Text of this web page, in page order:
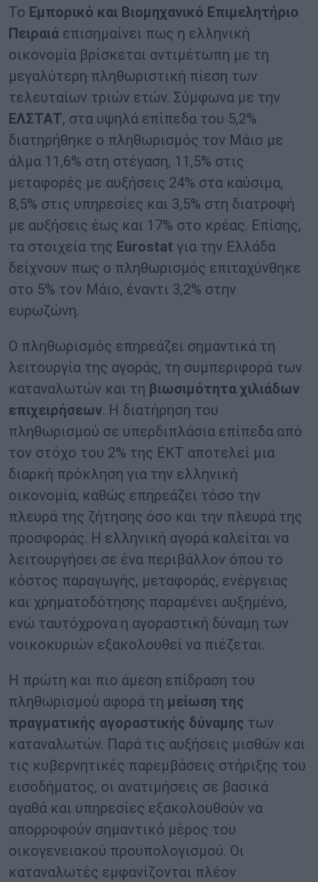
Το Εμπορικό και Βιομηχανικό Επιμελητήριο
Πειραιά επισημαίνει πως η ελληνική
οικονομία βρίσκεται αντιμέτωπη με τη
μεγαλύτερη πληθωριστική πίεση των
τελευταίων τριών ετών. Σύμφωνα με την
ΕΛΣΤΑΤ, στα υψηλά επίπεδα του 5,2%
διατηρήθηκε ο πληθωρισμός τον Μάιο με
άλμα 11,6% στη στέγαση, 11,5% στις
μεταφορές με αυξήσεις 24% στα καύσιμα,
8,5% στις υπηρεσίες και 3,5% στη διατροφή
με αυξήσεις έως και 17% στο κρέας. Επίσης,
τα στοιχεία της Eurostat για την Ελλάδα
δείχνουν πως ο πληθωρισμός επιταχύνθηκε
στο 5% τον Μάιο, έναντι 3,2% στην
ευρωζώνη.
Ο πληθωρισμός επηρεάζει σημαντικά τη
λειτουργία της αγοράς, τη συμπεριφορά των
καταναλωτών και τη βιωσιμότητα χιλιάδων
επιχειρήσεων. Η διατήρηση του
πληθωρισμού σε υπερδιπλάσια επίπεδα από
τον στόχο του 2% της ΕΚΤ αποτελεί μια
διαρκή πρόκληση για την ελληνική
οικονομία, καθώς επηρεάζει τόσο την
πλευρά της ζήτησης όσο και την πλευρά της
προσφοράς. Η ελληνική αγορά καλείται να
λειτουργήσει σε ένα περιβάλλον όπου το
κόστος παραγωγής, μεταφοράς, ενέργειας
και χρηματοδότησης παραμένει αυξημένο,
ενώ ταυτόχρονα η αγοραστική δύναμη των
νοικοκυριών εξακολουθεί να πιέζεται.
Η πρώτη και πιο άμεση επίδραση του
πληθωρισμού αφορά τη μείωση της
πραγματικής αγοραστικής δύναμης των
καταναλωτών. Παρά τις αυξήσεις μισθών και
τις κυβερνητικές παρεμβάσεις στήριξης του
εισοδήματος, οι ανατιμήσεις σε βασικά
αγαθά και υπηρεσίες εξακολουθούν να
απορροφούν σημαντικό μέρος του
οικογενειακού προϋπολογισμού. Οι
καταναλωτές εμφανίζονται πλέον